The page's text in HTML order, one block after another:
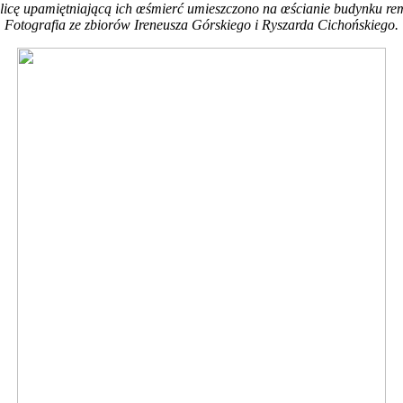
upamiętniającą ich œśmierć umieszczono na œścianie budynku
Fotografia ze zbiorów Ireneusza Górskiego i Ryszarda Cichońskiego.